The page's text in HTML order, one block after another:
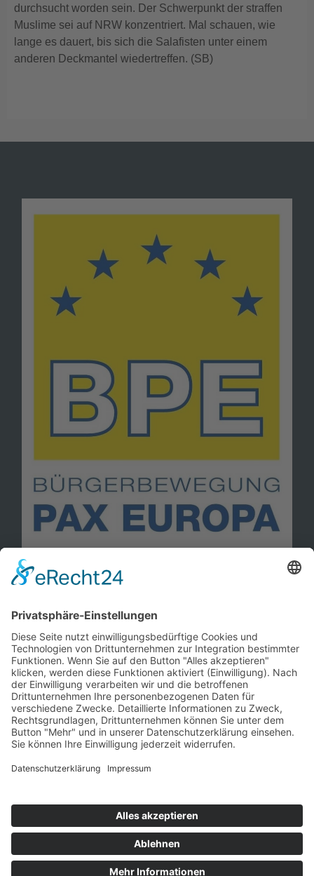
durchsucht worden sein. Der Schwerpunkt der straffen
Muslime sei auf NRW konzentriert. Mal schauen, wie
lange es dauert, bis sich die Salafisten unter einem
anderen Deckmantel wiedertreffen. (SB)
Kontakt
Mitglied werden!
Impressum
Datenschutz
Copyright 2023. All rights reserved.